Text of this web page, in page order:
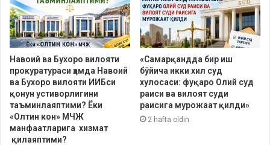
Навоий ва Бухоро вилояти
прокуратураси ҳамда Навоий
ва Бухоро вилояти ИИБси
қонун устиворлигини
таъминлаяптими? Ёки
«Олтин кон» МЧЖ
манфаатларига хизмат
қилаяптими?
«Самарқандда бир иш
бўйича икки хил суд
хулосаси: фуқаро Олий суд
раиси ва вилоят суди
раисига мурожаат қилди»
2 hafta oldin